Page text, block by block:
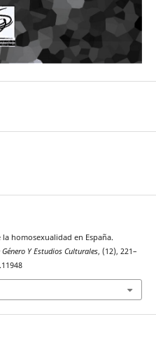
la homosexualidad en España.
Y Estudios Culturales, (12), 221–